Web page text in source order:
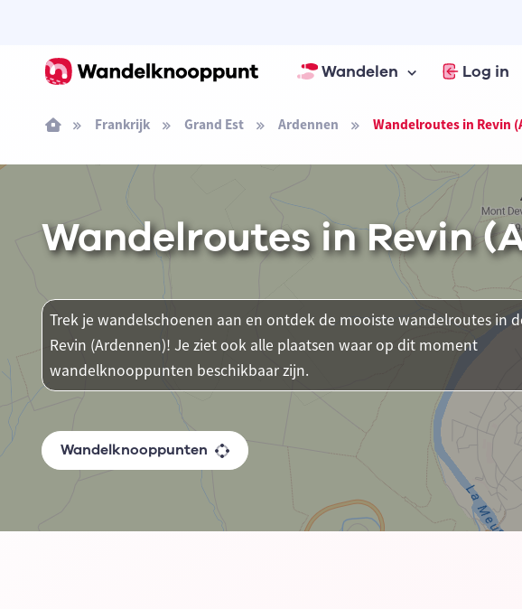
Wandelen Log in
Frankrijk Grand Est Ardennen Wandelroutes in Revin
Wandelroutes in Revin
Trek je wandelschoenen aan en ontdek de mooiste wandelroutes in
Revin (Ardennen)! Je ziet ook alle plaatsen waar op dit moment
wandelknooppunten beschikbaar zijn.
Wandelknooppunten